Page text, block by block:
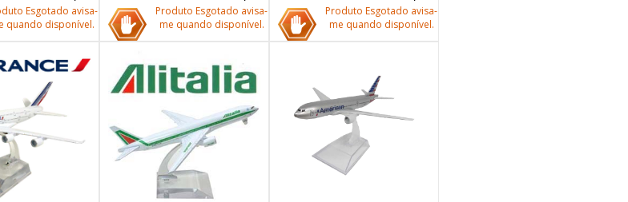
Esgotado avisa-
quando disponível.
Produto Esgotado avisa-
me quando disponível.
Produto Esgotado avisa-
me quando disponível.